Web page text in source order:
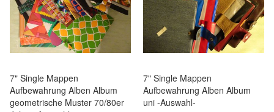
7" Single Mappen
Aufbewahrung Alben Album
geometrische Muster 70/80er
7" Single Mappen
Aufbewahrung Alben Album
uni -Auswahl-